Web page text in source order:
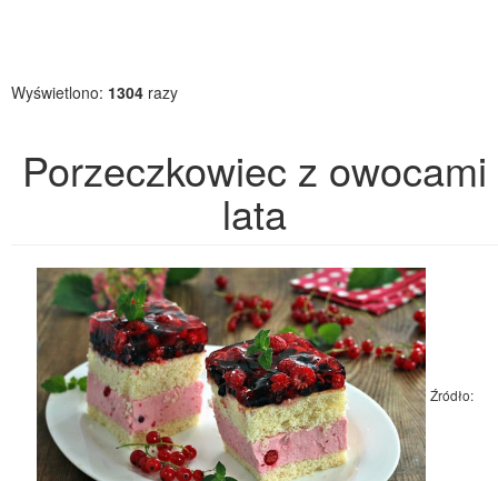
Wyświetlono: 1304 razy
Porzeczkowiec z owocami
lata
Źródło: